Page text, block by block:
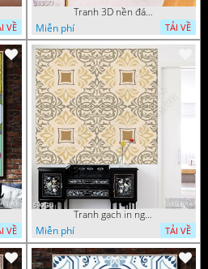
VỀ
Tranh 3D nền đá cuội đẹp
Miễn phí
TẢI VỀ
VỀ
Tranh gạch in nghệ thuật hoa văn sang trọng
Miễn phí
TẢI VỀ